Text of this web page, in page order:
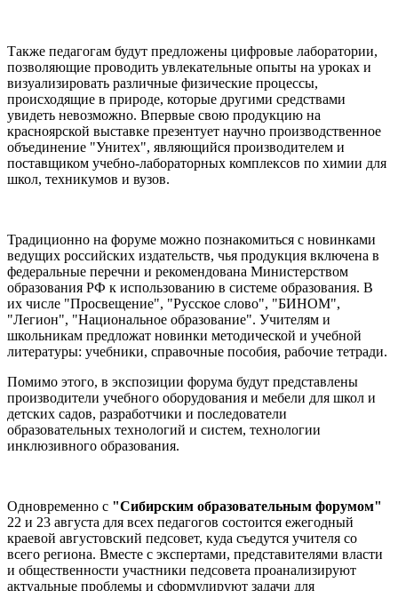
Также педагогам будут предложены цифровые лаборатории,
позволяющие проводить увлекательные опыты на уроках и
визуализировать различные физические процессы,
происходящие в природе, которые другими средствами
увидеть невозможно. Впервые свою продукцию на
красноярской выставке презентует научно производственное
объединение "Унитех", являющийся производителем и
поставщиком учебно-лабораторных комплексов по химии для
школ, техникумов и вузов.
Традиционно на форуме можно познакомиться с новинками
ведущих российских издательств, чья продукция включена в
федеральные перечни и рекомендована Министерством
образования РФ к использованию в системе образования. В
их числе "Просвещение", "Русское слово", "БИНОМ",
"Легион", "Национальное образование". Учителям и
школьникам предложат новинки методической и учебной
литературы: учебники, справочные пособия, рабочие тетради.
Помимо этого, в экспозиции форума будут представлены
производители учебного оборудования и мебели для школ и
детских садов, разработчики и последователи
образовательных технологий и систем, технологии
инклюзивного образования.
Одновременно с "Сибирским образовательным форумом"
22 и 23 августа для всех педагогов состоится ежегодный
краевой августовский педсовет, куда съедутся учителя со
всего региона. Вместе с экспертами, представителями власти
и общественности участники педсовета проанализируют
актуальные проблемы и сформулируют задачи для